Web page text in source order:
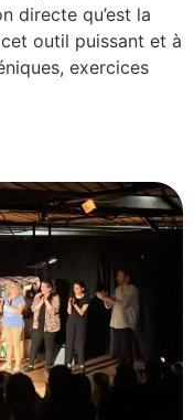
directe qu’est la
outil puissant et à
exercices